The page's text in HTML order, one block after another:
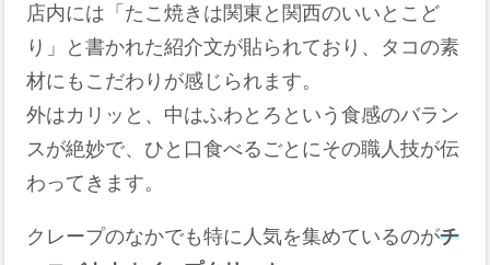
店内には「たこ焼きは関東と関西のいいとこど
り」と書かれた紹介文が貼られており、タコの素
材にもこだわりが感じられます。
外はカリッと、中はふわとろという食感のバラン
スが絶妙で、ひと口食べるごとにその職人技が伝
わってきます。
クレープのなかでも特に人気を集めているのがチ